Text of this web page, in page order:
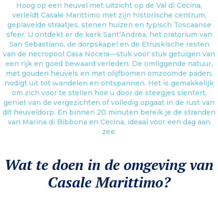
Hoog op een heuvel met uitzicht op de Val di Cecina,
verleidt Casale Marittimo met zijn historische centrum,
geplaveide straatjes, stenen huizen en typisch Toscaanse
sfeer. U ontdekt er de kerk Sant’Andrea, het oratorium van
San Sebastiano, de dorpskapel en de Etruskische resten
van de necropool Casa Nocera—stuk voor stuk getuigen van
een rijk en goed bewaard verleden. De omliggende natuur,
met gouden heuvels en met olijfbomen omzoomde paden,
nodigt uit tot wandelen en ontspannen. Het is gemakkelijk
om zich voor te stellen hoe u door de steegjes slentert,
geniet van de vergezichten of volledig opgaat in de rust van
dit heuveldorp. En binnen 20 minuten bereik je de stranden
van Marina di Bibbona en Cecina, ideaal voor een dag aan
zee.
Wat te doen in de omgeving van
Casale Marittimo?